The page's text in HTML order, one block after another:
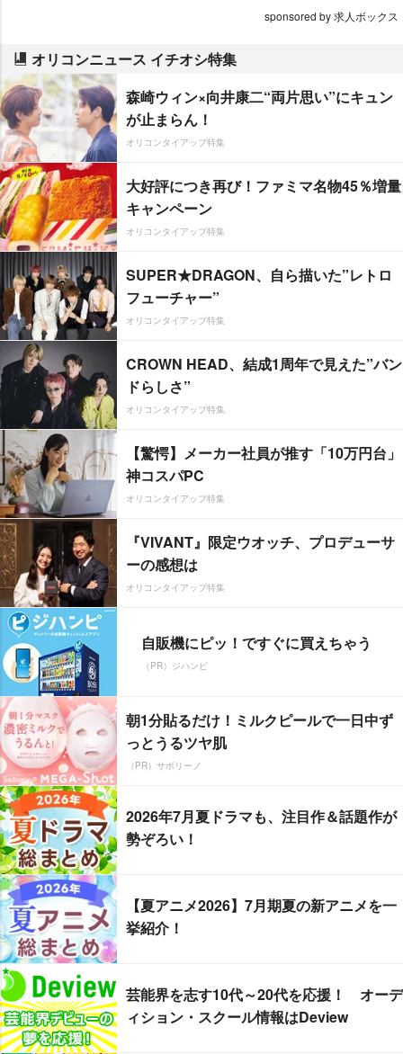
sponsored by 求人ボックス
オリコンニュース イチオシ特集
森崎ウィン×向井康二“両片思い”にキュン
が止まらん！
オリコンタイアップ特集
大好評につき再び！ファミマ名物45％増量
キャンペーン
オリコンタイアップ特集
SUPER★DRAGON、自ら描いた”レトロ
フューチャー”
オリコンタイアップ特集
CROWN HEAD、結成1周年で見えた”バン
ドらしさ”
オリコンタイアップ特集
【驚愕】メーカー社員が推す「10万円台」
神コスパPC
オリコンタイアップ特集
『VIVANT』限定ウオッチ、プロデューサ
ーの感想は
オリコンタイアップ特集
自販機にピッ！ですぐに買えちゃう
（PR）ジハンピ
朝1分貼るだけ！ミルクピールで一日中ず
っとうるツヤ肌
（PR）サボリーノ
2026年7月夏ドラマも、注目作＆話題作が
勢ぞろい！
【夏アニメ2026】7月期夏の新アニメを一
挙紹介！
芸能界を志す10代～20代を応援！ オーデ
ィション・スクール情報はDeview